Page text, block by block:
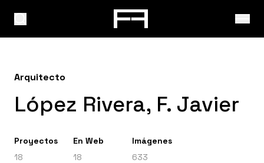
Arquitecto
López Rivera, F. Javier
Proyectos
18
En Web
18
Imágenes
633